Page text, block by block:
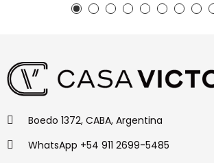
Boedo 1372, CABA, Argentina
WhatsApp +54 911 2699-5485